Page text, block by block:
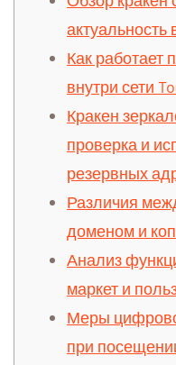
актуальность
Как работает
внутри сети
Кракен
проверка и
резервных
Различия
доменом и
Анализ
маркет и
Меры
при